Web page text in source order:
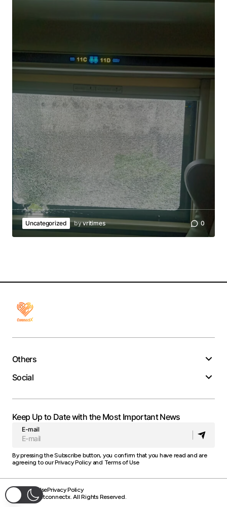
Uncategorized byvritimes 0
Others
Social
Keep Up to Date with the Most Important News
E-mail
By pressing the Subscribe button, you confirm that you have read and are
agreeing to ourPrivacy Policyand Terms of Use
Terms of UsePrivacy Policy
© 2025 Getconnectx. All Rights Reserved.